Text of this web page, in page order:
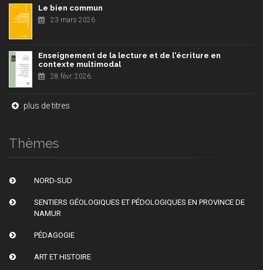
Le bien commun
23 mars 2026
Enseignement de la lecture et de l'écriture en
contexte multimodal
28 févr. 2026
plus de titres
Thèmes
NORD-SUD
SENTIERS GÉOLOGIQUES ET PÉDOLOGIQUES EN PROVINCE DE
NAMUR
PÉDAGOGIE
ART ET HISTOIRE